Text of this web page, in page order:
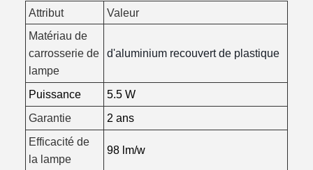
Attribut Valeur
Matériau de
carrosserie de
lampe
d'aluminium recouvert de plastique
Puissance
5.5 W
Garantie
2 ans
Efficacité de
la lampe
98 lm/w